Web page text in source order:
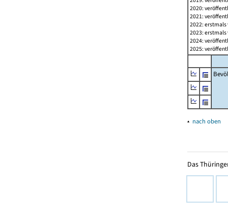
2020:
2021:
2022:
2023:
2024:
2025:
▴ nach oben
Das